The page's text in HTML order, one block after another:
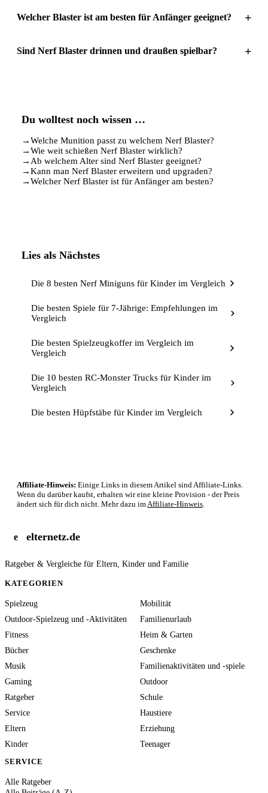
Welcher Blaster ist am besten für Anfänger geeignet? +
Sind Nerf Blaster drinnen und draußen spielbar? +
Du wolltest noch wissen …
→Welche Munition passt zu welchem Nerf Blaster?
→Wie weit schießen Nerf Blaster wirklich?
→ Ab welchem Alter sind Nerf Blaster geeignet?
→Kann man Nerf Blaster erweitern und upgraden?
→Welcher Nerf Blaster ist für Anfänger am besten?
Lies als Nächstes
Die 8 besten Nerf Miniguns für Kinder im Vergleich
Die besten Spiele für 7-Jährige: Empfehlungen im
Vergleich
Die besten Spielzeugkoffer im Vergleich im
Vergleich
Die 10 besten RC-Monster Trucks für Kinder im
Vergleich
Die besten Hüpfstäbe für Kinder im Vergleich
Affiliate-Hinweis: Einige Links in diesem Artikel sind Affiliate-Links.
Wenn du darüber kaufst, erhalten wir eine kleine Provision - der Preis
ändert sich für dich nicht. Mehr dazu im Affiliate-Hinweis
e elternetz.de
Ratgeber & Vergleiche für Eltern, Kinder und Familie
KATEGORIEN
Spielzeug
Mobilität
Outdoor-Spielzeug und -Aktivitäten
Familienurlaub
Fitness
Heim & Garten
Bücher
Geschenke
Musik
Familienaktivitäten und -spiele
Gaming
Outdoor
Ratgeber
Schule
Service
Haustiere
Eltern
Erziehung
Kinder
Teenager
SERVICE
Alle Ratgeber